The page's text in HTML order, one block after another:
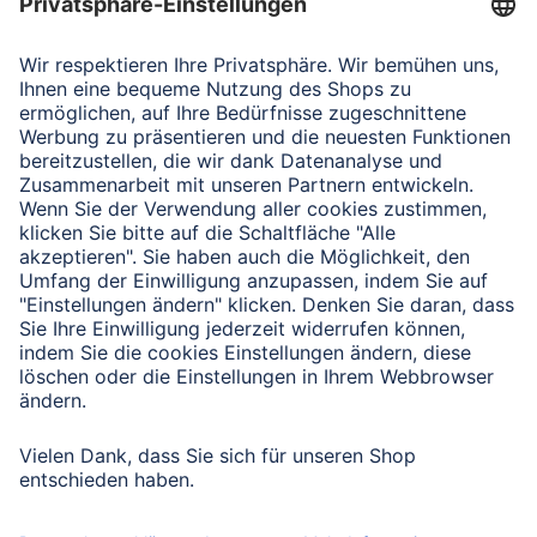
Verbleibende Zeichen: 1000/ 1000
Senden
Mit Absenden des Formulars bestätigen Sie, dass Sie unsere
Datenschutzbestimmungen zur Formulardatenverarbeitung zur
Datenschutz